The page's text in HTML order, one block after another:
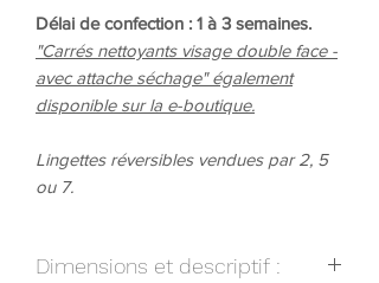
Délai de confection : 1 à 3 semaines.
"Carrés nettoyants visage double face -
avec attache séchage" également
disponible sur la e-boutique.
Lingettes réversibles vendues par 2, 5
ou 7.
Dimensions et descriptif :